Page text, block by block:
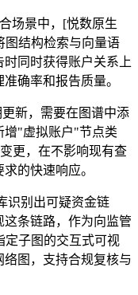
场景中，[悦数原生
图结构检索与向量语
同时获得账户关系上
确率和报告质量。
新，需要在图谱中添
增"虚拟账户"节点类
更，在不影响现有查
的快速响应。
识别出可疑资金链
条链路，作为向监管
定子图的交互式可视
图，支持合规复核与